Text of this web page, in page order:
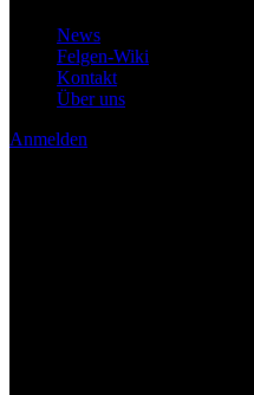
News
Felgen-Wiki
Kontakt
Über uns
Anmelden